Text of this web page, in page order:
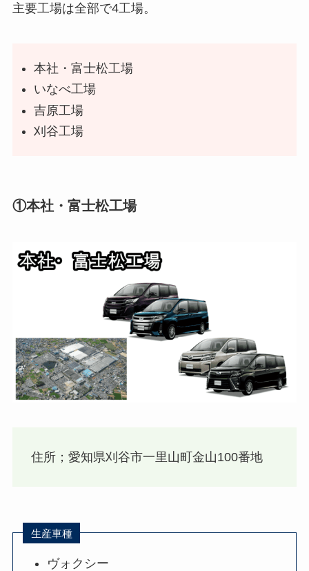
主要工場は全部で4工場。
本社・富士松工場
いなべ工場
吉原工場
刈谷工場
①本社・富士松工場
住所；愛知県刈谷市一里山町金山100番地
生産車種
ヴォクシー